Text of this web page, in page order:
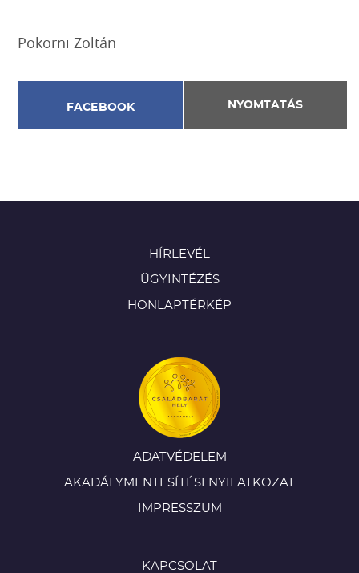
Pokorni Zoltán
FACEBOOK NYOMTATÁS
HÍRLEVÉL
ÜGYINTÉZÉS
HONLAPTÉRKÉP
ADATVÉDELEM
AKADÁLYMENTESÍTÉSI NYILATKOZAT
IMPRESSZUM
KAPCSOLAT